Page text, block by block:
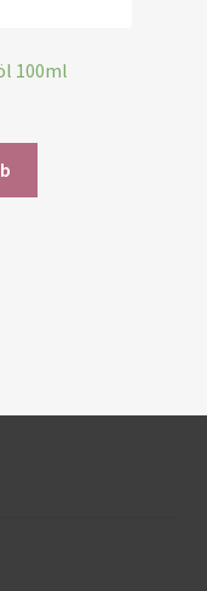
100ml